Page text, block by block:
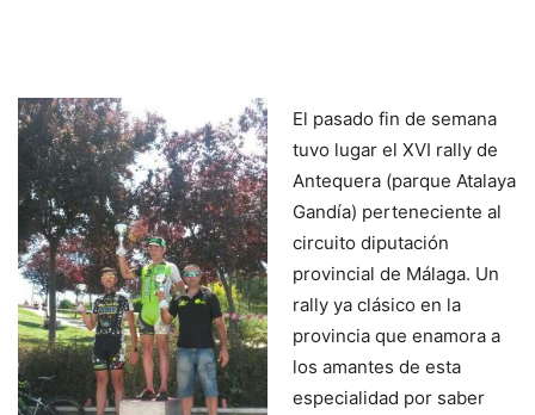
El pasado fin de semana
tuvo lugar el XVI rally de
Antequera (parque Atalaya
Gandía) perteneciente al
circuito diputación
provincial de Málaga. Un
rally ya clásico en la
provincia que enamora a
los amantes de esta
especialidad por saber